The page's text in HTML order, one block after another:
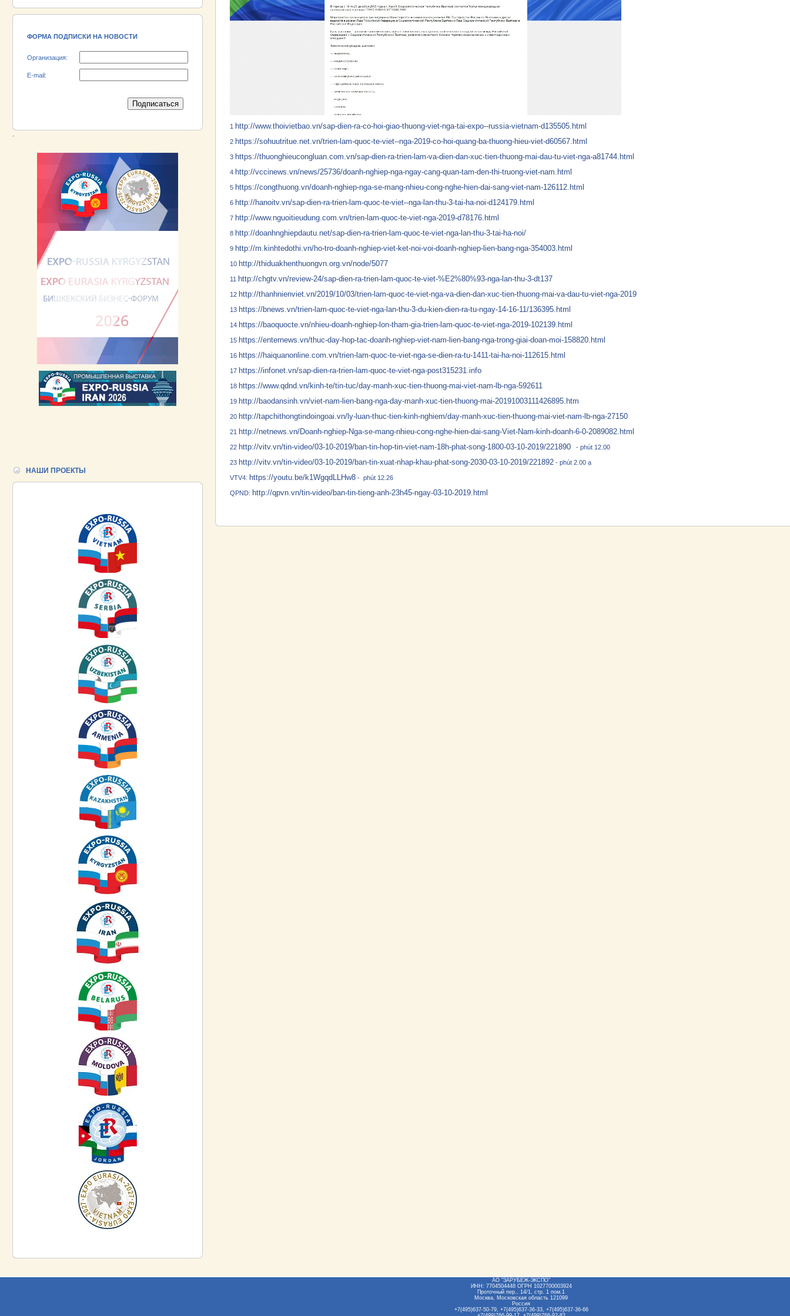
ФОРМА ПОДПИСКИ НА НОВОСТИ
Организация:
E-mail:
НАШИ ПРОЕКТЫ
1 http://www.thoivietbao.vn/sap-dien-ra-co-hoi-giao-thuong-viet-nga-tai-expo--russia-vietnam-d135505.html
2 https://sohuutritue.net.vn/trien-lam-quoc-te-viet--nga-2019-co-hoi-quang-ba-thuong-hieu-viet-d60567.html
3 https://thuonghieucongluan.com.vn/sap-dien-ra-trien-lam-va-dien-dan-xuc-tien-thuong-mai-dau-tu-viet-nga-a81744.html
4 http://vccinews.vn/news/25736/doanh-nghiep-nga-ngay-cang-quan-tam-den-thi-truong-viet-nam.html
5 https://congthuong.vn/doanh-nghiep-nga-se-mang-nhieu-cong-nghe-hien-dai-sang-viet-nam-126112.html
6 http://hanoitv.vn/sap-dien-ra-trien-lam-quoc-te-viet--nga-lan-thu-3-tai-ha-noi-d124179.html
7 http://www.nguoitieudung.com.vn/trien-lam-quoc-te-viet-nga-2019-d78176.html
8 http://doanhnghiepdautu.net/sap-dien-ra-trien-lam-quoc-te-viet-nga-lan-thu-3-tai-ha-noi/
9 http://m.kinhtedothi.vn/ho-tro-doanh-nghiep-viet-ket-noi-voi-doanh-nghiep-lien-bang-nga-354003.html
10 http://thiduakhenthuongvn.org.vn/node/5077
11 http://chgtv.vn/review-24/sap-dien-ra-trien-lam-quoc-te-viet-%E2%80%93-nga-lan-thu-3-dt137
12 http://thanhnienviet.vn/2019/10/03/trien-lam-quoc-te-viet-nga-va-dien-dan-xuc-tien-thuong-mai-va-dau-tu-viet-nga-2019
13 https://bnews.vn/trien-lam-quoc-te-viet-nga-lan-thu-3-du-kien-dien-ra-tu-ngay-14-16-11/136395.html
14 https://baoquocte.vn/nhieu-doanh-nghiep-lon-tham-gia-trien-lam-quoc-te-viet-nga-2019-102139.html
15 https://enternews.vn/thuc-day-hop-tac-doanh-nghiep-viet-nam-lien-bang-nga-trong-giai-doan-moi-158820.html
16 https://haiquanonline.com.vn/trien-lam-quoc-te-viet-nga-se-dien-ra-tu-1411-tai-ha-noi-112615.html
17 https://infonet.vn/sap-dien-ra-trien-lam-quoc-te-viet-nga-post315231.info
18 https://www.qdnd.vn/kinh-te/tin-tuc/day-manh-xuc-tien-thuong-mai-viet-nam-lb-nga-592611
19 http://baodansinh.vn/viet-nam-lien-bang-nga-day-manh-xuc-tien-thuong-mai-20191003111426895.htm
20 http://tapchithongtindoingoai.vn/ly-luan-thuc-tien-kinh-nghiem/day-manh-xuc-tien-thuong-mai-viet-nam-lb-nga-27150
21 http://netnews.vn/Doanh-nghiep-Nga-se-mang-nhieu-cong-nghe-hien-dai-sang-Viet-Nam-kinh-doanh-6-0-2089082.html
22 http://vitv.vn/tin-video/03-10-2019/ban-tin-hop-tin-viet-nam-18h-phat-song-1800-03-10-2019/221890 - phút 12.00
23 http://vitv.vn/tin-video/03-10-2019/ban-tin-xuat-nhap-khau-phat-song-2030-03-10-2019/221892 - phút 2.00 ạ
VTV4: https://youtu.be/k1WgqdLLHw8 - phút 12.26
QPND: http://qpvn.vn/tin-video/ban-tin-tieng-anh-23h45-ngay-03-10-2019.html
АО "ЗАРУБЕЖ-ЭКСПО"
ИНН: 7704504448 ОГРН 1027700003924
Проточный пер., 14/1, стр. 1 пом.1
Москва, Московская область 121099
Россия
+7(495)637-50-79, +7(495)637-36-33, +7(495)637-36-66